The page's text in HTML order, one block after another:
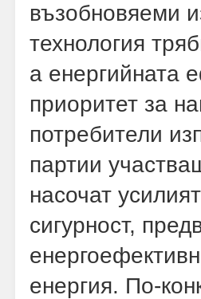
възобновяеми
технология
а енергийната
приоритет за
потребители
партии
насочат
сигурност,
енергия. По-